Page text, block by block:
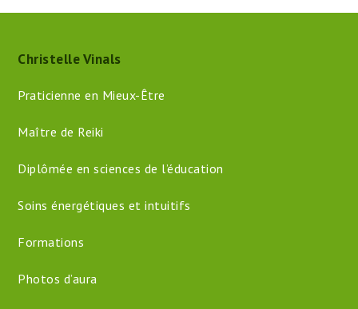
Christelle Vinals
Praticienne en Mieux-Être
Maître de Reiki
Diplômée en sciences de l’éducation
Soins énergétiques et intuitifs
Formations
Photos d’aura